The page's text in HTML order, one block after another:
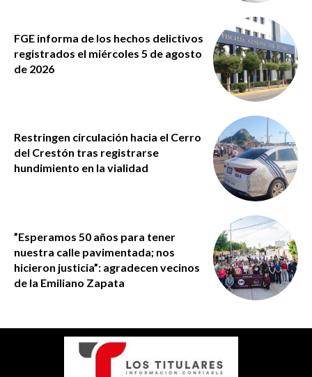
FGE informa de los hechos delictivos
registrados el miércoles 5 de agosto
de 2026
Restringen circulación hacia el Cerro
del Crestón tras registrarse
hundimiento en la vialidad
”Esperamos 50 años para tener
nuestra calle pavimentada; nos
hicieron justicia”: agradecen vecinos
de la Emiliano Zapata